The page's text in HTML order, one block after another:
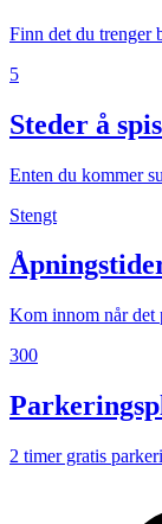
Finn det du trenger
5
Steder å
Enten du kommer
Stengt
Kom innom når det
300
2 timer gratis